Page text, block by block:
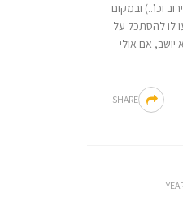
וכו'..) ובמקום
לו להסתכל על
יושב, אם אולי
SHARE